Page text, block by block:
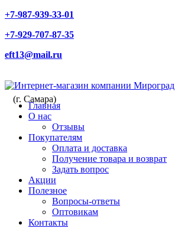
+7-987-939-33-01
+7-929-707-87-35
eft13@mail.ru
(г. Самара)
Главная
О нас
Отзывы
Покупателям
Оплата и доставка
Получение товара и возврат
Задать вопрос
Акции
Полезное
Вопросы-ответы
Оптовикам
Контакты